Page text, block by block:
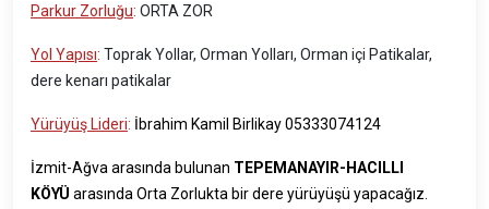
Parkur Zorluğu: ORTA ZOR
Yol Yapısı: Toprak Yollar, Orman Yolları, Orman içi Patikalar,
dere kenarı patikalar
Yürüyüş Lideri: İbrahim Kamil Birlikay 05333074124
İzmit-Ağva arasında bulunan TEPEMANAYIR-HACILLI
KÖYÜ arasında Orta Zorlukta bir dere yürüyüşü yapacağız.